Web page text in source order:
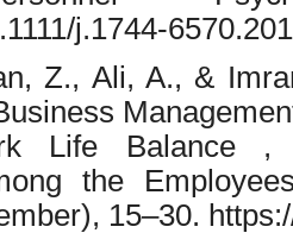
j.1744-
Z., Ali, A., &
Life Balance ,
the
15–30.